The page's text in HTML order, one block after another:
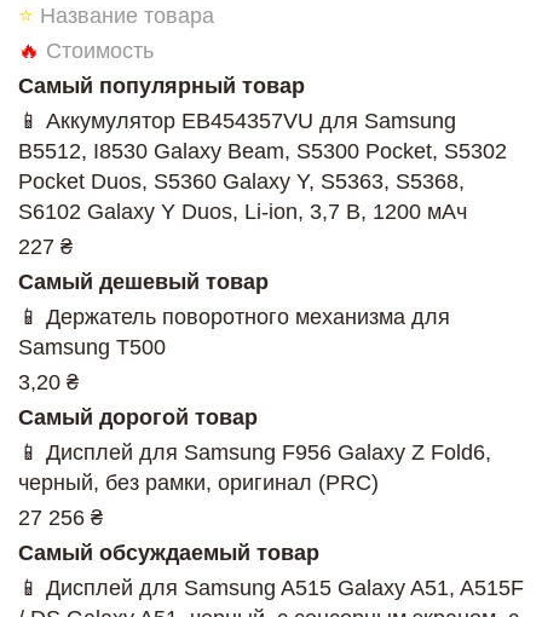
⭐ Название товара
🔥 Стоимость
Самый популярный товар
📱 Аккумулятор EB454357VU для Samsung
B5512, I8530 Galaxy Beam, S5300 Pocket, S5302
Pocket Duos, S5360 Galaxy Y, S5363, S5368,
S6102 Galaxy Y Duos, Li-ion, 3,7 В, 1200 мАч
227 ₴
Самый дешевый товар
📱 Держатель поворотного механизма для
Samsung T500
3,20 ₴
Самый дорогой товар
📱 Дисплей для Samsung F956 Galaxy Z Fold6,
черный, без рамки, оригинал (PRC)
27 256 ₴
Самый обсуждаемый товар
📱 Дисплей для Samsung A515 Galaxy A51, A515F